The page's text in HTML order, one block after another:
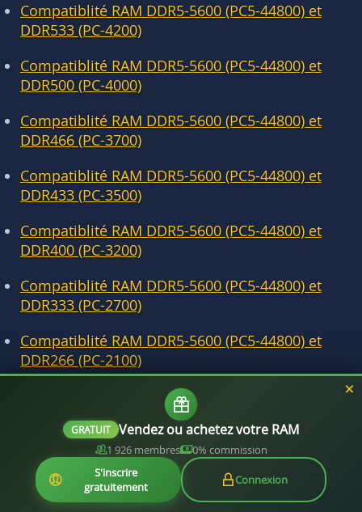
Compatiblité RAM DDR5-5600 (PC5-44800) et
DDR533 (PC-4200)
Compatiblité RAM DDR5-5600 (PC5-44800) et
DDR500 (PC-4000)
Compatiblité RAM DDR5-5600 (PC5-44800) et
DDR466 (PC-3700)
Compatiblité RAM DDR5-5600 (PC5-44800) et
DDR433 (PC-3500)
Compatiblité RAM DDR5-5600 (PC5-44800) et
DDR400 (PC-3200)
Compatiblité RAM DDR5-5600 (PC5-44800) et
DDR333 (PC-2700)
Compatiblité RAM DDR5-5600 (PC5-44800) et
DDR266 (PC-2100)
Compatiblité RAM DDR5-5600 (PC5-44800) et
DDR200 (PC-1600)
GRATUIT Vendez ou achetez votre RAM
1 926 membres
0% commission
S'inscrire
gratuitement
Connexion